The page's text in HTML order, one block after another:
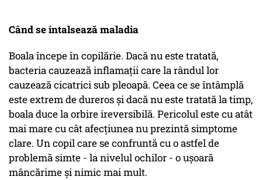
Când se intalsează maladia
Boala începe în copilărie. Dacă nu este tratată,
bacteria cauzează inflamații care la rândul lor
cauzează cicatrici sub pleoapă. Ceea ce se întâmplă
este extrem de dureros și dacă nu este tratată la timp,
boala duce la orbire ireversibilă. Pericolul este cu atât
mai mare cu cât afecțiunea nu prezintă simptome
clare. Un copil care se confruntă cu o astfel de
problemă simte - la nivelul ochilor - o ușoară
mâncărime și nimic mai mult.